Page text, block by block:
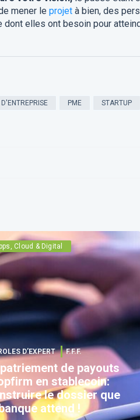
mener le projetà bien, des
dont elles ont besoin pour
PME STARTUP
Cloud & Digital
D’EXPERT F.F.F.
de payouts
en stablecoin:
le dossier que
attend !